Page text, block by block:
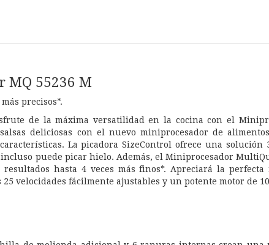
MQ 55236 M
precisos*.
de la máxima versatilidad en la cocina con el
deliciosas con el nuevo miniprocesador de
La picadora SizeControl ofrece una
puede picar hielo. Además, el Miniprocesador
hasta 4 veces más finos*. Apreciará la
velocidades fácilmente ajustables y un potente motor de